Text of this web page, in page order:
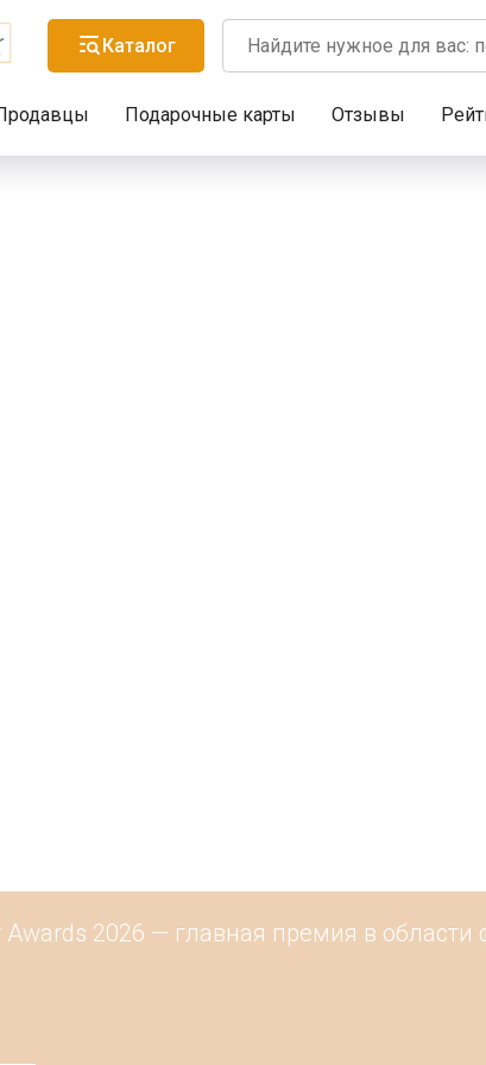
Каталог
Подарочные карты Отзывы
2026 — главная премия в области